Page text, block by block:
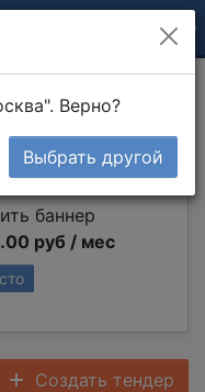
баннер
руб / мес
Создать тендер
Верно?
Выбрать другой